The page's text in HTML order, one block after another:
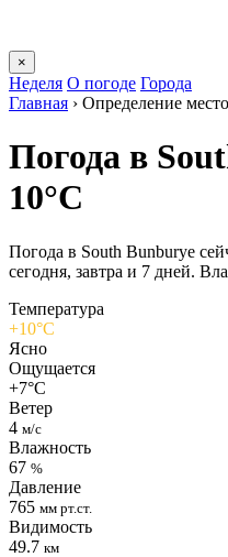
×
Неделя О погоде Города
Главная › Определение
Погода в
10°C
Погода в South Bunburyе
сегодня, завтра и 7 дней.
Температура
+10°C
Ясно
Ощущается
+7°C
Ветер
4 м/с
Влажность
67 %
Давление
765 мм рт.ст.
Видимость
49.7 км